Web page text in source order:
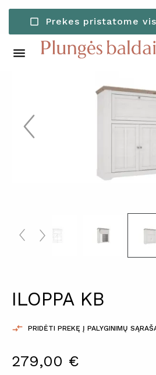
check_box_outline_blank Prekes pristatome
ILOPPA KB
 PRIDĖTI PREKĘ Į PALYGINIMŲ
279,00 €